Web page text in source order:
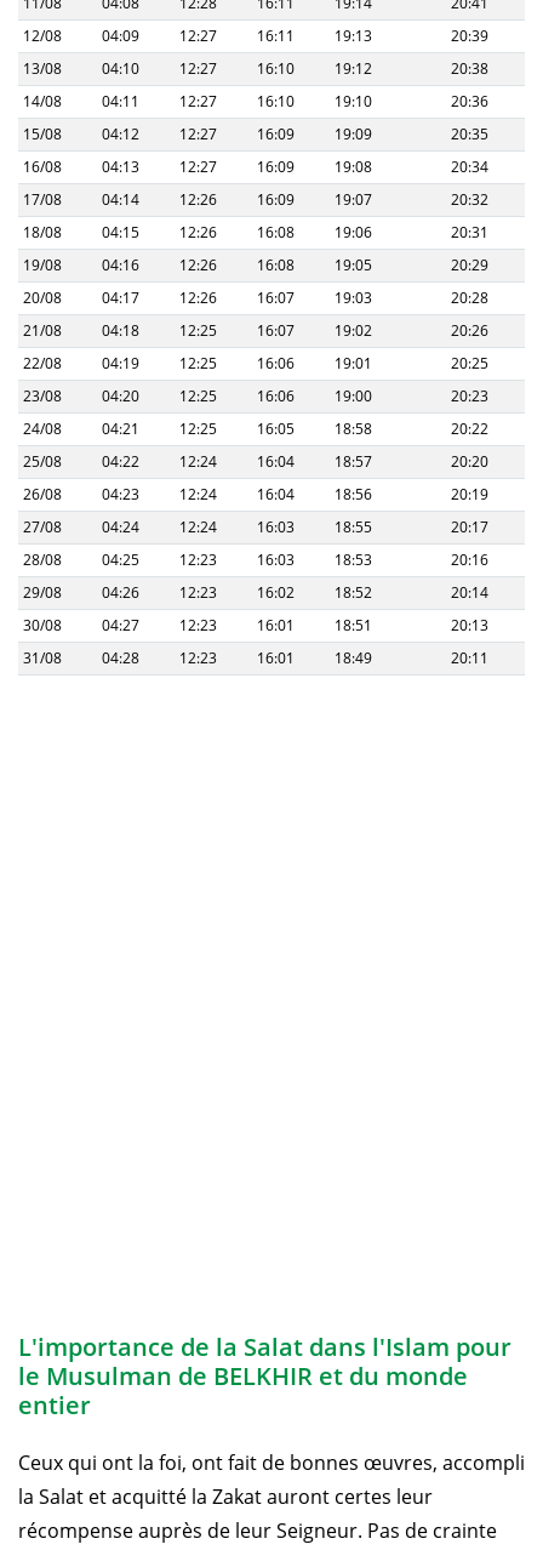
12/08
04:09 12:27 16:11 19:13
20:39
13/08
04:10 12:27 16:10 19:12
20:38
14/08
04:11 12:27 16:10 19:10
20:36
15/08
04:12 12:27 16:09 19:09
20:35
16/08
04:13 12:27 16:09 19:08
20:34
17/08
04:14 12:26 16:09 19:07
20:32
18/08
04:15 12:26 16:08 19:06
20:31
19/08
04:16 12:26 16:08 19:05
20:29
20/08
04:17 12:26 16:07 19:03
20:28
21/08
04:18 12:25 16:07 19:02
20:26
22/08
04:19 12:25 16:06 19:01
20:25
23/08
04:20 12:25 16:06 19:00
20:23
24/08
04:21 12:25 16:05 18:58
20:22
25/08
04:22 12:24 16:04 18:57
20:20
26/08
04:23 12:24 16:04 18:56
20:19
27/08
04:24 12:24 16:03 18:55
20:17
28/08
04:25 12:23 16:03 18:53
20:16
29/08
04:26 12:23 16:02 18:52
20:14
30/08
04:27 12:23 16:01 18:51
20:13
31/08
04:28 12:23 16:01 18:49 20:11
L'importance de la Salat dans l'Islam pour
le Musulman de BELKHIR et du monde
entier
Ceux qui ont la foi, ont fait de bonnes œuvres, accompli
la Salat et acquitté la Zakat auront certes leur
récompense auprès de leur Seigneur. Pas de crainte